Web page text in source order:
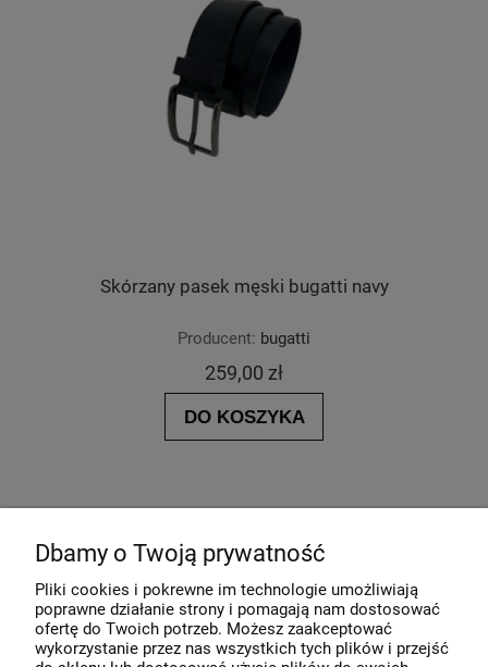
Skórzany pasek męski bugatti navy
Producent: bugatti
259,00 zł
DO KOSZYKA
Dbamy o Twoją prywatność
Pliki cookies i pokrewne im technologie umożliwiają
poprawne działanie strony i pomagają nam dostosować
ofertę do Twoich potrzeb. Możesz zaakceptować
wykorzystanie przez nas wszystkich tych plików i przejść